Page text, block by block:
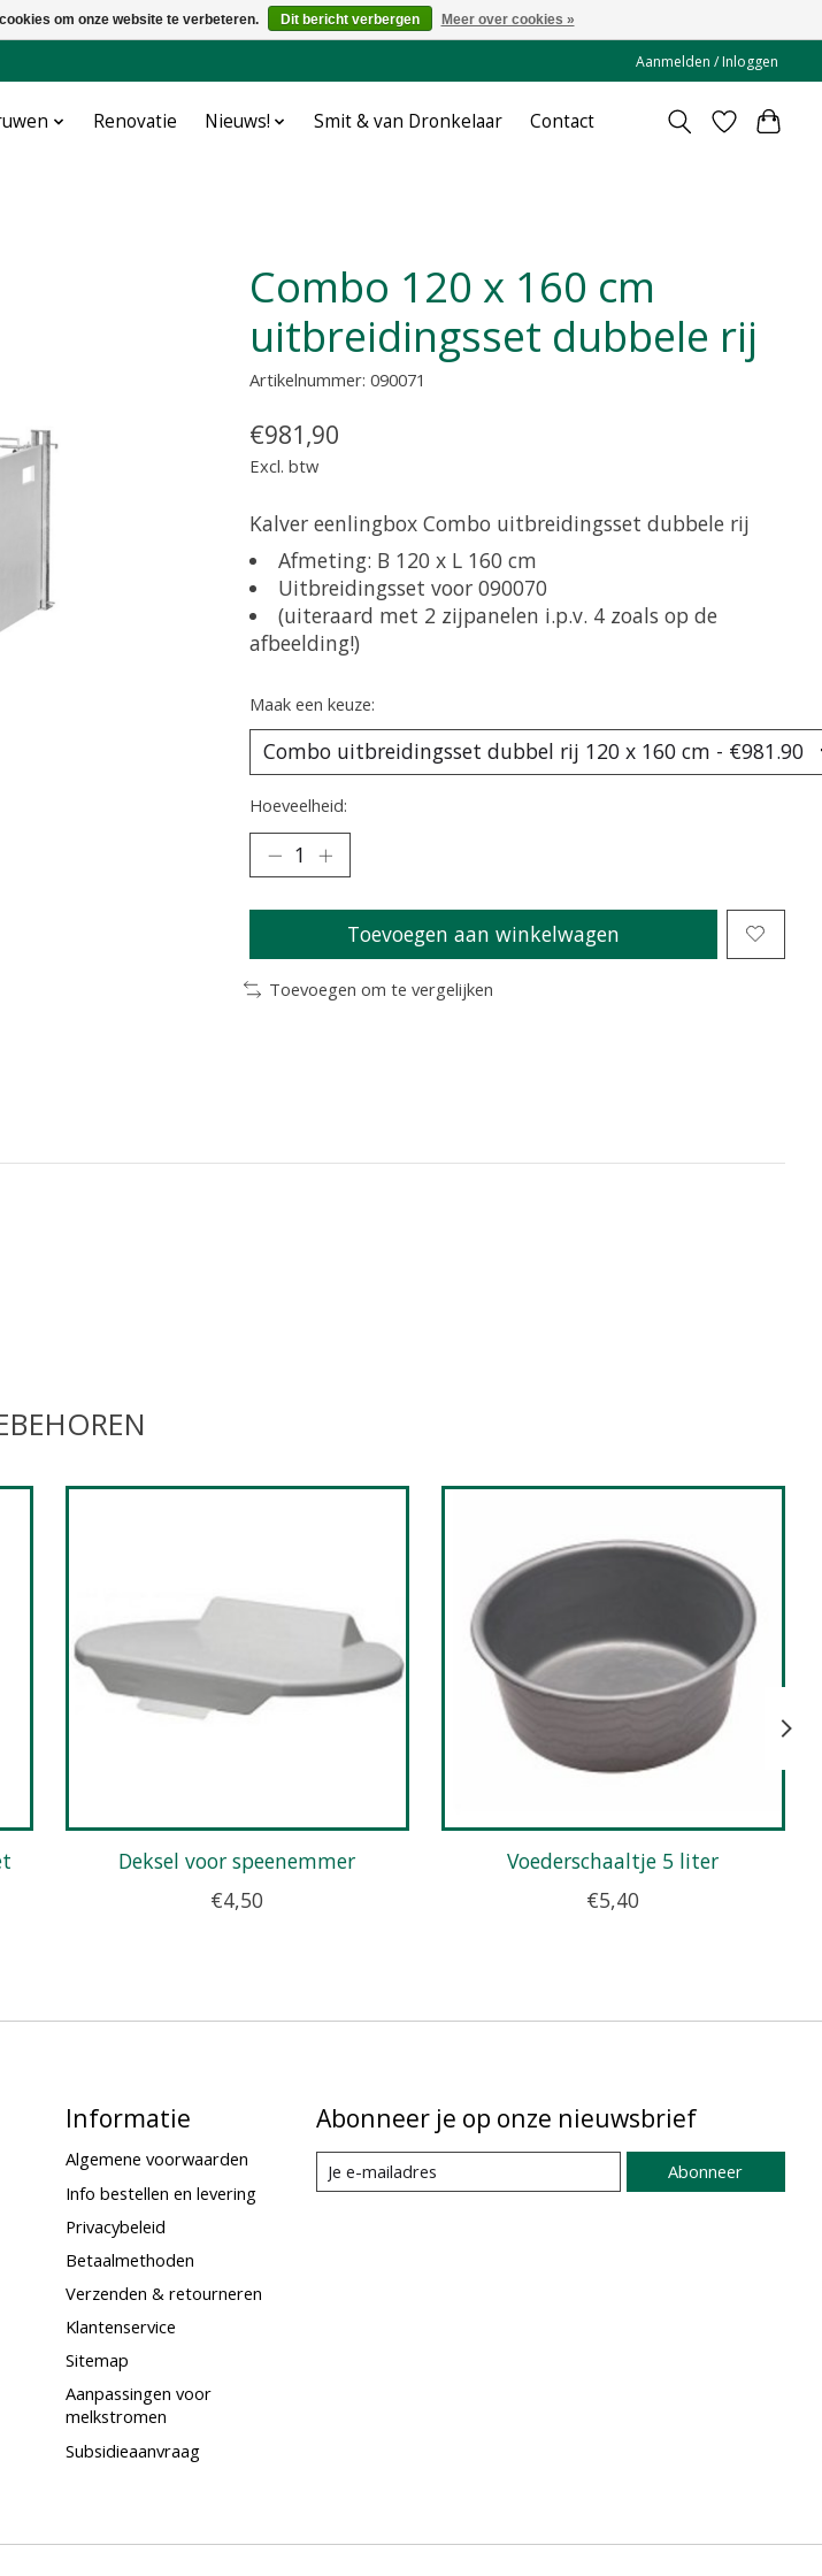
Aanmelden / Inloggen
Renovatie Nieuws! Smit & van Dronkelaar Contact
Combo 120 x 160 cm
uitbreidingsset dubbele rij
Artikelnummer: 090071
€981,90
Excl. btw
Kalver eenlingbox Combo uitbreidingsset dubbele rij
Afmeting: B 120 x L 160 cm
Uitbreidingsset voor 090070
(uiteraard met 2 zijpanelen i.p.v. 4 zoals op de
afbeelding!)
Maak een keuze:
Hoeveelheid:
Toevoegen aan winkelwagen
Toevoegen om te vergelijken
Deksel voor speenemmer
€4,50
Voederschaaltje 5 liter
€5,40
Informatie
Algemene voorwaarden
Info bestellen en levering
Privacybeleid
Betaalmethoden
Verzenden & retourneren
Klantenservice
Sitemap
Aanpassingen voor
melkstromen
Subsidieaanvraag
Abonneer je op onze nieuwsbrief
Abonneer
om onze website te verbeteren. Dit bericht verbergen Meer over cookies »